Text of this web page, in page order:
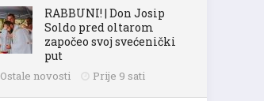
RABBUNI! | Don Josip
Soldo pred oltarom
započeo svoj svećenički
put
Ostale novosti Prije 9 sati